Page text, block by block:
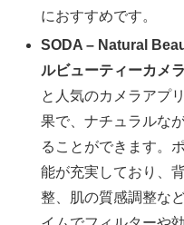
におすすめです。
SODA – Natural
ルビューティーカメ
と人気のカメラアプ
果で、ナチュラルな
ることができます。
能が充実しており、
整、肌の質感調整な